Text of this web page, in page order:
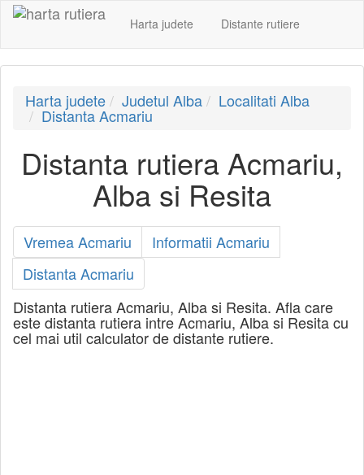
Harta judete Distante rutiere
Harta judete Judetul Alba Localitati Alba
Distanta Acmariu
Distanta rutiera Acmariu,
Alba si Resita
Vremea Acmariu
Informatii Acmariu
Distanta Acmariu
Distanta rutiera Acmariu, Alba si Resita. Afla care
este distanta rutiera intre Acmariu, Alba si Resita cu
cel mai util calculator de distante rutiere.